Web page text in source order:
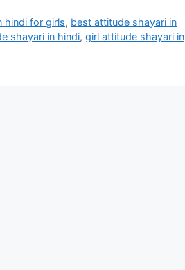
hindi for girls, best attitude shayari in
shayari in hindi, girl attitude shayari in